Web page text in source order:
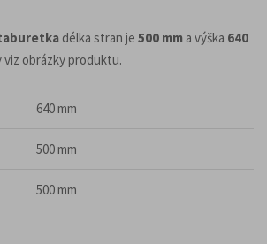
délka stran je 500 mm a výška 640
obrázky produktu.
640 mm
500 mm
500 mm